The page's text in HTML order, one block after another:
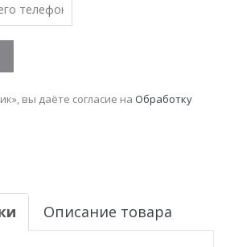
вы даёте согласие на Обработку
Описание товара